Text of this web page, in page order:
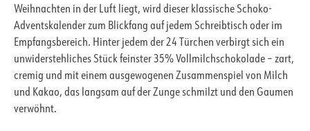
Weihnachten in der Luft liegt, wird dieser klassische Schoko-
Adventskalender zum Blickfang auf jedem Schreibtisch oder im
Empfangsbereich. Hinter jedem der 24 Türchen verbirgt sich ein
unwiderstehliches Stück feinster 35% Vollmilchschokolade – zart,
cremig und mit einem ausgewogenen Zusammenspiel von Milch
und Kakao, das langsam auf der Zunge schmilzt und den Gaumen
verwöhnt.